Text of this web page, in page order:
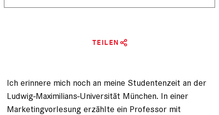
TEILEN
Ich erinnere mich noch an meine Studentenzeit an der
Ludwig-Maximilians-Universität München. In einer
Marketingvorlesung erzählte ein Professor mit